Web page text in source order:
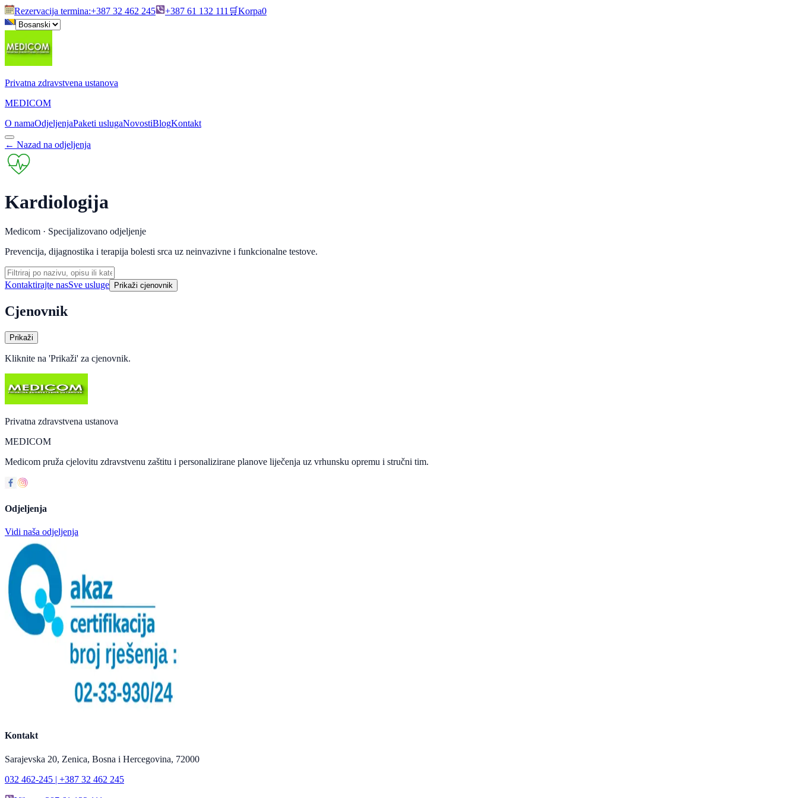
Rezervacija termina:+387 32 462 245 +387 61 132 111 🛒Korpa0
Privatna zdravstvena ustanova
MEDICOM
O namaOdjeljenjaPaketi uslugaNovostiBlogKontakt
← Nazad na odjeljenja
Kardiologija
Medicom · Specijalizovano odjeljenje
Prevencija, dijagnostika i terapija bolesti srca uz neinvazivne i funkcionalne testove.
Kontaktirajte nasSve usluge Prikaži cjenovnik
Cjenovnik
Prikaži
Kliknite na 'Prikaži' za cjenovnik.
Privatna zdravstvena ustanova
MEDICOM
Medicom pruža cjelovitu zdravstvenu zaštitu i personalizirane planove liječenja uz vrhunsku opremu i stručni tim.
Odjeljenja
Vidi naša odjeljenja
Kontakt
Sarajevska 20, Zenica, Bosna i Hercegovina, 72000
032 462-245 | +387 32 462 245